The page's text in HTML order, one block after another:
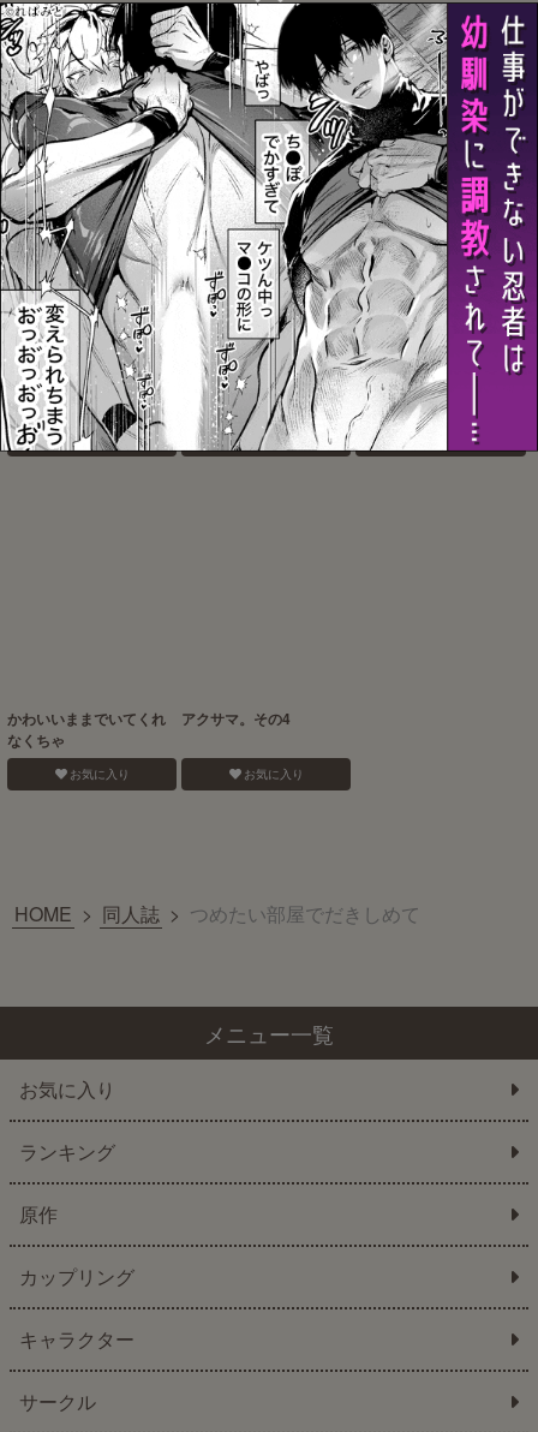
寒い日は二人で×××
お気に入り
桐嶋家の子どもの事情
お気に入り
仲直りStrategy
お気に入り
melting point
お気に入り
逆襲ファックスにご用心
お気に入り
兄弟がひたすらしてるだ
けの本
お気に入り
かわいいままでいてくれ
なくちゃ
お気に入り
アクサマ。その4
お気に入り
HOME > 同人誌 > つめたい部屋でだきしめて
メニュー一覧
お気に入り
ランキング
原作
カップリング
キャラクター
サークル